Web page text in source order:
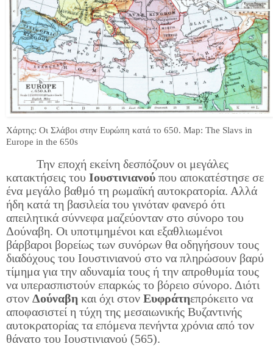
Χάρτης: Οι Σλάβοι στην Ευρώπη κατά το 650. Map: The Slavs in
Europe in the 650s
Την εποχή εκείνη δεσπόζουν οι μεγάλες
κατακτήσεις του Ιουστινιανού που αποκατέστησε σε
ένα μεγάλο βαθμό τη ρωμαϊκή αυτοκρατορία. Αλλά
ήδη κατά τη βασιλεία του γινόταν φανερό ότι
απειλητικά σύννεφα μαζεύονταν στο σύνορο του
Δούναβη. Οι υποτιμημένοι και εξαθλιωμένοι
βάρβαροι βορείως των συνόρων θα οδηγήσουν τους
διαδόχους του Ιουστινιανού στο να πληρώσουν βαρύ
τίμημα για την αδυναμία τους ή την απροθυμία τους
να υπερασπιστούν επαρκώς το βόρειο σύνορο. Διότι
στον Δούναβη και όχι στον Ευφράτηεπρόκειτο να
αποφασιστεί η τύχη της μεσαιωνικής Βυζαντινής
αυτοκρατορίας τα επόμενα πενήντα χρόνια από τον
θάνατο του Ιουστινιανού (565).